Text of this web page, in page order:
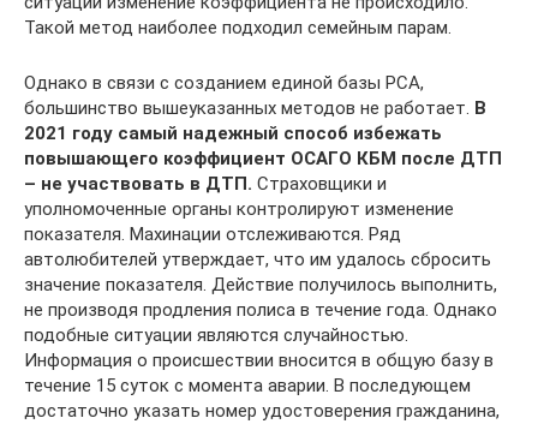
Такой метод наиболее подходил семейным парам.
Однако в связи с созданием единой базы РСА,
большинство вышеуказанных методов не работает. В
2021 году самый надежный способ избежать
повышающего коэффициент ОСАГО КБМ после ДТП
– не участвовать в ДТП. Страховщики и
уполномоченные органы контролируют изменение
показателя. Махинации отслеживаются. Ряд
автолюбителей утверждает, что им удалось сбросить
значение показателя. Действие получилось выполнить,
не производя продления полиса в течение года. Однако
подобные ситуации являются случайностью.
Информация о происшествии вносится в общую базу в
течение 15 суток с момента аварии. В последующем
достаточно указать номер удостоверения гражданина,